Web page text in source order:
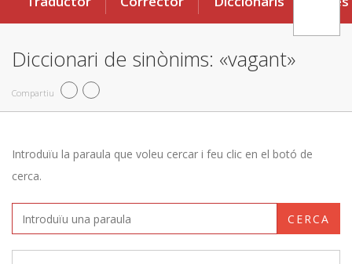
Diccionari de sinònims: «vagant»
Compartiu
Introduïu la paraula que voleu cercar i feu clic en el botó de
cerca.
CERCA